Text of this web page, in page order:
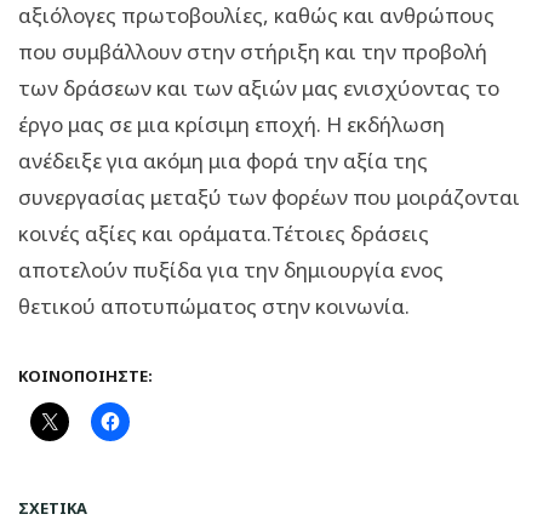
αξιόλογες πρωτοβουλίες, καθώς και ανθρώπους
που συμβάλλουν στην στήριξη και την προβολή
των δράσεων και των αξιών μας ενισχύοντας το
έργο μας σε μια κρίσιμη εποχή. Η εκδήλωση
ανέδειξε για ακόμη μια φορά την αξία της
συνεργασίας μεταξύ των φορέων που μοιράζονται
κοινές αξίες και οράματα.Τέτοιες δράσεις
αποτελούν πυξίδα για την δημιουργία ενος
θετικού αποτυπώματος στην κοινωνία.
ΚΟΙΝΟΠΟΙΉΣΤΕ:
ΣΧΕΤΙΚΆ